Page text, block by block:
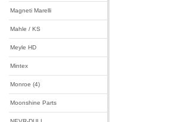
Magneti Marelli
Mahle / KS
Meyle HD
Mintex
Monroe (4)
Moonshine Parts